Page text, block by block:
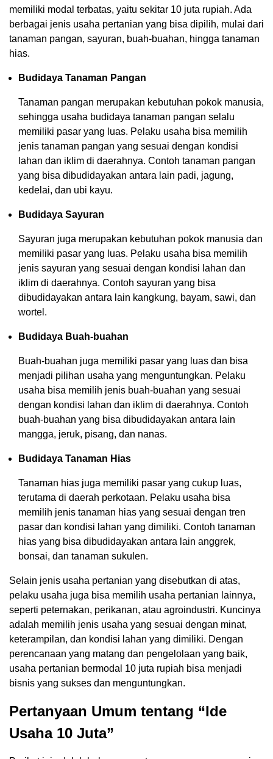
memiliki modal terbatas, yaitu sekitar 10 juta rupiah. Ada
berbagai jenis usaha pertanian yang bisa dipilih, mulai dari
tanaman pangan, sayuran, buah-buahan, hingga tanaman
hias.
Budidaya Tanaman Pangan
Tanaman pangan merupakan kebutuhan pokok manusia,
sehingga usaha budidaya tanaman pangan selalu
memiliki pasar yang luas. Pelaku usaha bisa memilih
jenis tanaman pangan yang sesuai dengan kondisi
lahan dan iklim di daerahnya. Contoh tanaman pangan
yang bisa dibudidayakan antara lain padi, jagung,
kedelai, dan ubi kayu.
Budidaya Sayuran
Sayuran juga merupakan kebutuhan pokok manusia dan
memiliki pasar yang luas. Pelaku usaha bisa memilih
jenis sayuran yang sesuai dengan kondisi lahan dan
iklim di daerahnya. Contoh sayuran yang bisa
dibudidayakan antara lain kangkung, bayam, sawi, dan
wortel.
Budidaya Buah-buahan
Buah-buahan juga memiliki pasar yang luas dan bisa
menjadi pilihan usaha yang menguntungkan. Pelaku
usaha bisa memilih jenis buah-buahan yang sesuai
dengan kondisi lahan dan iklim di daerahnya. Contoh
buah-buahan yang bisa dibudidayakan antara lain
mangga, jeruk, pisang, dan nanas.
Budidaya Tanaman Hias
Tanaman hias juga memiliki pasar yang cukup luas,
terutama di daerah perkotaan. Pelaku usaha bisa
memilih jenis tanaman hias yang sesuai dengan tren
pasar dan kondisi lahan yang dimiliki. Contoh tanaman
hias yang bisa dibudidayakan antara lain anggrek,
bonsai, dan tanaman sukulen.
Selain jenis usaha pertanian yang disebutkan di atas,
pelaku usaha juga bisa memilih usaha pertanian lainnya,
seperti peternakan, perikanan, atau agroindustri. Kuncinya
adalah memilih jenis usaha yang sesuai dengan minat,
keterampilan, dan kondisi lahan yang dimiliki. Dengan
perencanaan yang matang dan pengelolaan yang baik,
usaha pertanian bermodal 10 juta rupiah bisa menjadi
bisnis yang sukses dan menguntungkan.
Pertanyaan Umum tentang “Ide
Usaha 10 Juta”